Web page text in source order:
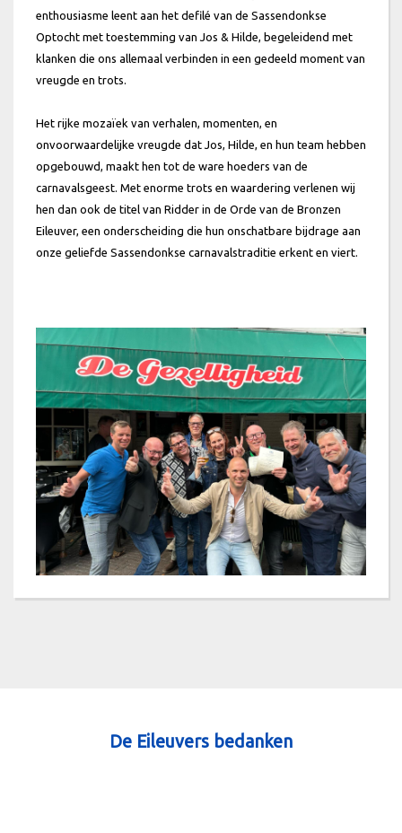
enthousiasme leent aan het defilé van de Sassendonkse
Optocht met toestemming van Jos & Hilde, begeleidend met
klanken die ons allemaal verbinden in een gedeeld moment van
vreugde en trots.
Het rijke mozaïek van verhalen, momenten, en
onvoorwaardelijke vreugde dat Jos, Hilde, en hun team hebben
opgebouwd, maakt hen tot de ware hoeders van de
carnavalsgeest. Met enorme trots en waardering verlenen wij
hen dan ook de titel van Ridder in de Orde van de Bronzen
Eileuver, een onderscheiding die hun onschatbare bijdrage aan
onze geliefde Sassendonkse carnavalstraditie erkent en viert.
De Eileuvers bedanken